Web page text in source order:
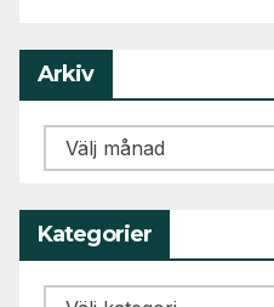
Arkiv
Arkiv
Kategorier